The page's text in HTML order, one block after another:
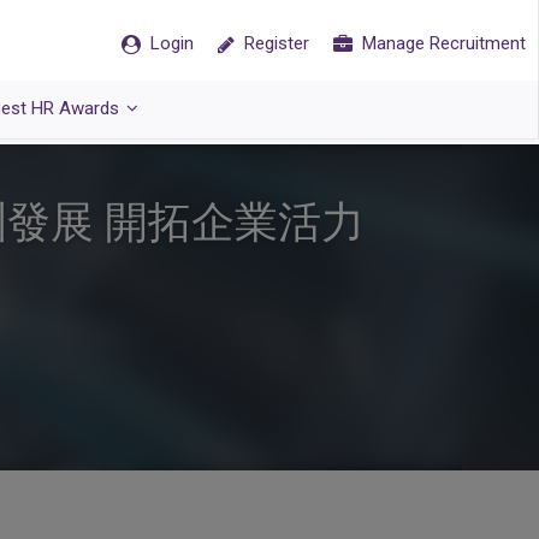
Login Register Manage Recruitment
HR Awards
展 開拓企業活力